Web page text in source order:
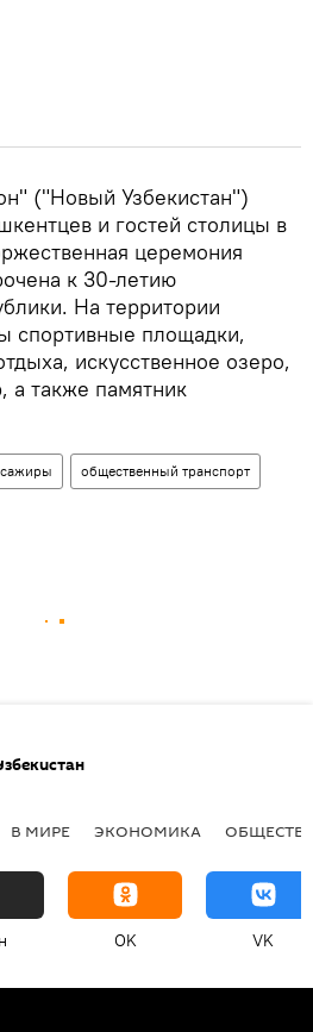
("Новый Узбекистан")
и гостей столицы в
церемония
к 30-летию
На территории
спортивные площадки,
искусственное озеро,
а также памятник
общественный транспорт
В МИРЕ ЭКОНОМИКА
OK VK